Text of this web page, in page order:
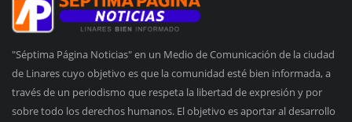
"Séptima Página Noticias" en un Medio de Comunicación de la ciudad
de Linares cuyo objetivo es que la comunidad esté bien informada, a
través de un periodismo que respeta la libertad de expresión y por
sobre todo los derechos humanos. El objetivo es aportar al desarrollo